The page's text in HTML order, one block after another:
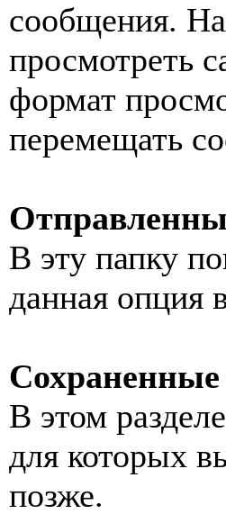
сообщения.
просмотреть
формат
перемещать
В эту папку
данная опция
В этом
для которых
позже.